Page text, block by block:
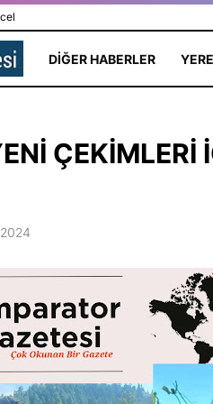
DIĞER HABERLER
ÇEKİMLERİ
GÜR KOLAY